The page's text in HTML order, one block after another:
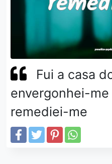
Fui a casa
envergonhei-me
remediei-me